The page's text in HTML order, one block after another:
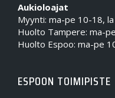
Aukioloajat
Myynti: ma-pe 10-18,
Huolto Tampere: ma-
Huolto Espoo: ma-pe
ESPOON TOIMIPISTE